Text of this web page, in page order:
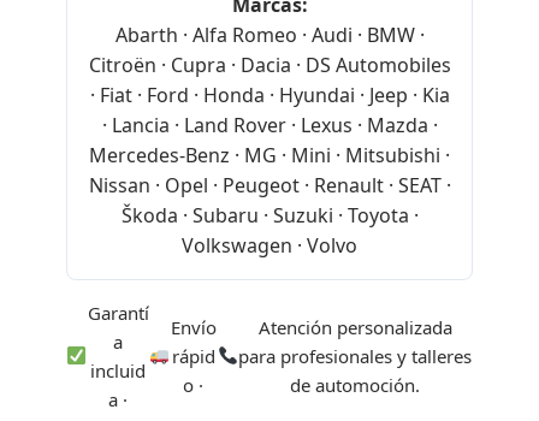
Abarth · Alfa Romeo · Audi · BMW ·
Citroën · Cupra · Dacia · DS Automobiles
· Fiat · Ford · Honda · Hyundai · Jeep · Kia
· Lancia · Land Rover · Lexus · Mazda ·
Mercedes-Benz · MG · Mini · Mitsubishi ·
Nissan · Opel · Peugeot · Renault · SEAT ·
Škoda · Subaru · Suzuki · Toyota ·
Volkswagen · Volvo
Garantí
a
incluid
a ·
Envío
rápid
o ·
Atención personalizada
para profesionales y talleres
de automoción.